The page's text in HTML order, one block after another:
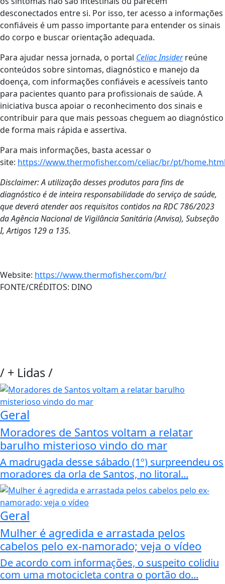
desconectados entre si. Por isso, ter acesso a informações
confiáveis é um passo importante para entender os sinais
do corpo e buscar orientação adequada.
Para ajudar nessa jornada, o portal Celiac Insiderreúne
conteúdos sobre sintomas, diagnóstico e manejo da
doença, com informações confiáveis e acessíveis tanto
para pacientes quanto para profissionais de saúde. A
iniciativa busca apoiar o reconhecimento dos sinais e
contribuir para que mais pessoas cheguem ao diagnóstico
de forma mais rápida e assertiva.
Para mais informações, basta acessar o
site: https://www.thermofisher.com/celiac/br/pt/
Disclaimer: A utilização desses produtos para fins de
diagnóstico é de inteira responsabilidade do serviço de saúde,
que deverá atender aos requisitos contidos na RDC 786/2023
da Agência Nacional de Vigilância Sanitária (Anvisa), Subseção
I, Artigos 129 a 135.
Website: https://www.thermofisher.com/br/
FONTE/CRÉDITOS: DINO
/ + Lidas/
Geral
Moradores de Santos voltam a relatar
barulho misterioso vindo do mar
A madrugada desse sábado (1º) surpreendeu os
moradores da orla de Santos, no litoral...
Geral
Mulher é agredida e arrastada pelos
cabelos pelo ex-namorado; veja o vídeo
De acordo com informações, o suspeito colidiu
com uma motocicleta contra o portão do...